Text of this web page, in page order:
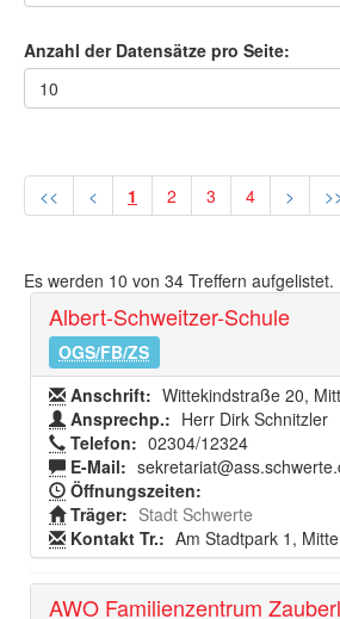
Anzahl der Datensätze pro Seite:
10
<< < 1 2 3 4 >
Es werden 10 von 34 Treffern aufgelistet.
Albert-Schweitzer-Schule
OGS/FB/ZS
Anschrift: Wittekindstraße 20,
Ansprechp.: Herr Dirk Schnitzler
Telefon: 02304/12324
E-Mail:
Öffnungszeiten:
Träger: Stadt Schwerte
Kontakt Tr.: Am Stadtpark 1, Mitte
AWO Familienzentrum